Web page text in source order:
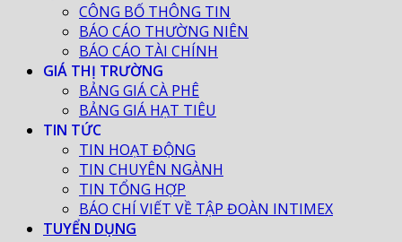
CÔNG BỐ THÔNG TIN
BÁO CÁO THƯỜNG NIÊN
BÁO CÁO TÀI CHÍNH
GIÁ THỊ TRƯỜNG
BẢNG GIÁ CÀ PHÊ
BẢNG GIÁ HẠT TIÊU
TIN TỨC
TIN HOẠT ĐỘNG
TIN CHUYÊN NGÀNH
TIN TỔNG HỢP
BÁO CHÍ VIẾT VỀ TẬP ĐOÀN INTIMEX
TUYỂN DỤNG